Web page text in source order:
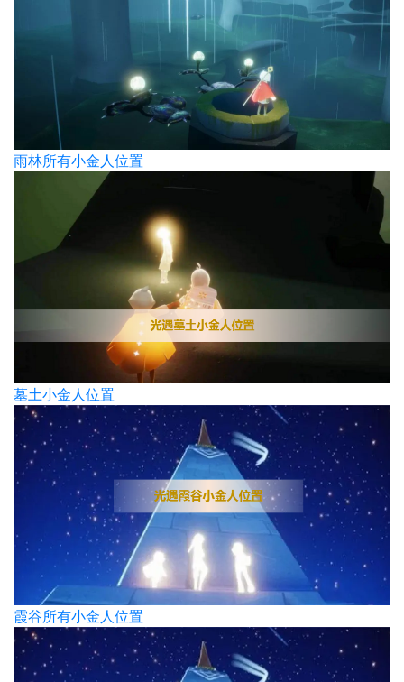
雨林所有小金人位置
墓土小金人位置
霞谷所有小金人位置